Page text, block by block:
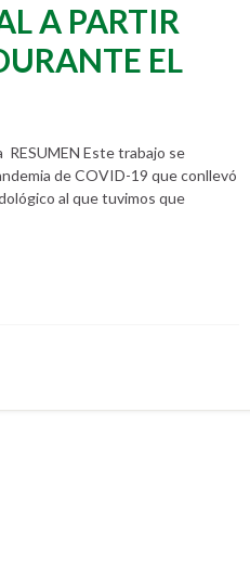
A PARTIR
EL
Este trabajo se
de COVID-19 que conllevó
al que tuvimos que